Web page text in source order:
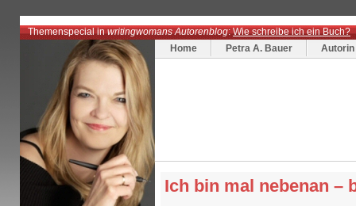
Themenspecial inwritingwomans Autorenblog:Wie schreibe ich ein Buch?
Home
Petra A. Bauer Autorin
Ich bin mal nebenan –